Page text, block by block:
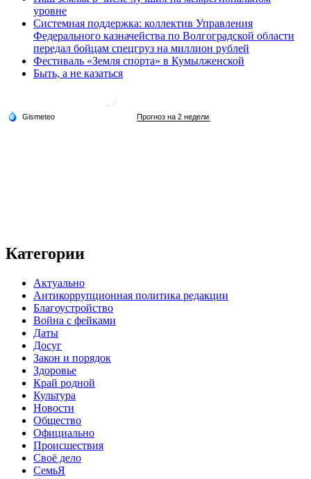
уровне
Системная поддержка: коллектив Управления
Федерального казначейства по Волгоградской области
передал бойцам спецгруз на миллион рублей
Фестиваль «Земля спорта» в Кумылженской
Быть, а не казаться
Категории
Актуально
Антикоррупционная политика редакции
Благоустройство
Война с фейками
Даты
Досуг
Закон и порядок
Здоровье
Край родной
Культура
Новости
Общество
Официально
Происшествия
Своё дело
СемьЯ